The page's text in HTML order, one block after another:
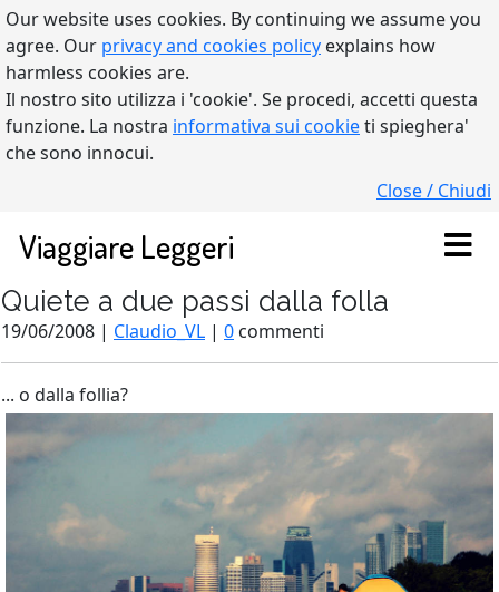
Our website uses cookies. By continuing we assume you
agree. Our privacy and cookies policy explains how
harmless cookies are.
Il nostro sito utilizza i 'cookie'. Se procedi, accetti questa
funzione. La nostra informativa sui cookieti spieghera'
che sono innocui.
Close / Chiudi
Viaggiare Leggeri
Quiete a due passi dalla folla
19/06/2008 | Claudio_VL | 0 commenti
... o dalla follia?